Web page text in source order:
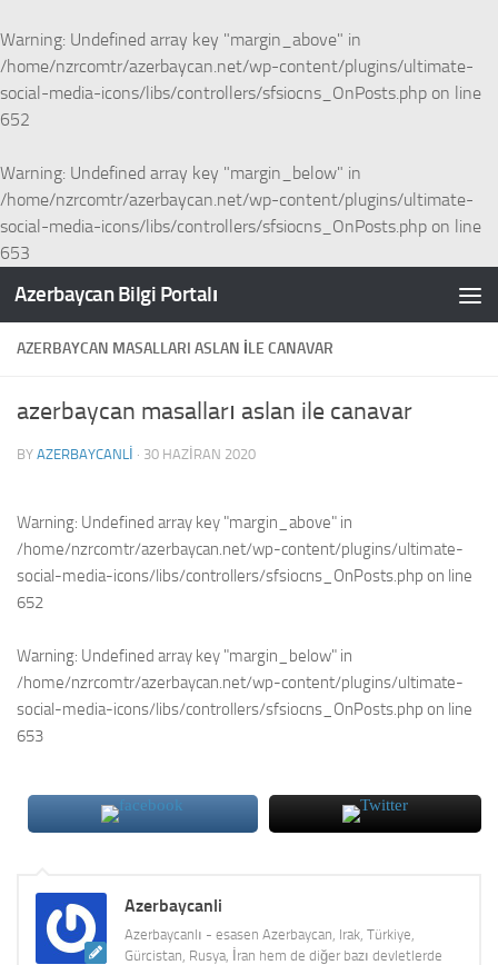
Warning: Undefined array key "margin_above" in
/home/nzrcomtr/azerbaycan.net/wp-content/plugins/ultimate-
social-media-icons/libs/controllers/sfsiocns_OnPosts.php on line
652
Warning: Undefined array key "margin_below" in
/home/nzrcomtr/azerbaycan.net/wp-content/plugins/ultimate-
social-media-icons/libs/controllers/sfsiocns_OnPosts.php on line
653
Skip to content
Azerbaycan Bilgi Portalı
AZERBAYCAN MASALLARI ASLAN ILE CANAVAR
azerbaycan masalları aslan ile canavar
BY AZERBAYCANLI · 30 HAZIRAN 2020
Warning: Undefined array key "margin_above" in
/home/nzrcomtr/azerbaycan.net/wp-content/plugins/ultimate-
social-media-icons/libs/controllers/sfsiocns_OnPosts.php on line
652
Warning: Undefined array key "margin_below" in
/home/nzrcomtr/azerbaycan.net/wp-content/plugins/ultimate-
social-media-icons/libs/controllers/sfsiocns_OnPosts.php on line
653
Azerbaycanli
Azerbaycanlı - esasen Azerbaycan, Irak, Türkiye,
Gürcistan, Rusya, İran hem de diğer bazı devletlerde